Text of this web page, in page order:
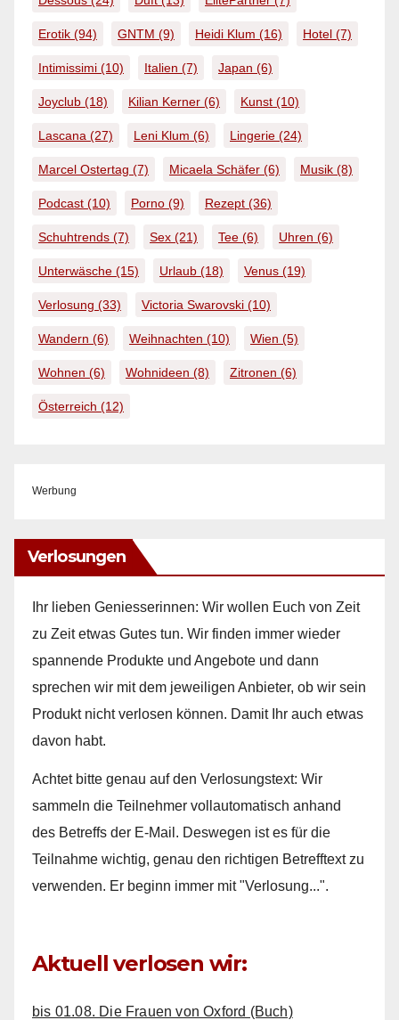
Erotik (94) GNTM (9) Heidi Klum (16) Hotel (7)
Intimissimi (10) Italien (7) Japan (6)
Joyclub (18) Kilian Kerner (6) Kunst (10)
Lascana (27) Leni Klum (6) Lingerie (24)
Marcel Ostertag (7) Micaela Schäfer (6) Musik (8)
Podcast (10) Porno (9) Rezept (36)
Schuhtrends (7) Sex (21) Tee (6) Uhren (6)
Unterwäsche (15) Urlaub (18) Venus (19)
Verlosung (33) Victoria Swarovski (10)
Wandern (6) Weihnachten (10) Wien (5)
Wohnen (6) Wohnideen (8) Zitronen (6)
Österreich (12)
Werbung
Verlosungen
Ihr lieben Geniesserinnen: Wir wollen Euch von Zeit
zu Zeit etwas Gutes tun. Wir finden immer wieder
spannende Produkte und Angebote und dann
sprechen wir mit dem jeweiligen Anbieter, ob wir sein
Produkt nicht verlosen können. Damit Ihr auch etwas
davon habt.
Achtet bitte genau auf den Verlosungstext: Wir
sammeln die Teilnehmer vollautomatisch anhand
des Betreffs der E-Mail. Deswegen ist es für die
Teilnahme wichtig, genau den richtigen Betrefftext zu
verwenden. Er beginn immer mit "Verlosung...".
Aktuell verlosen wir:
bis 01.08. Die Frauen von Oxford (Buch)